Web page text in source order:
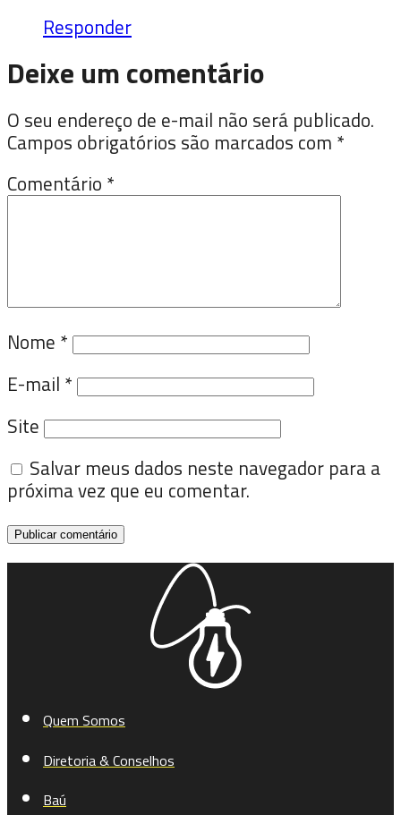
Responder
Deixe um comentário
O seu endereço de e-mail não será publicado.
Campos obrigatórios são marcados com *
Comentário *
Nome *
E-mail *
Site
Salvar meus dados neste navegador para a
próxima vez que eu comentar.
Quem Somos
Diretoria & Conselhos
Baú